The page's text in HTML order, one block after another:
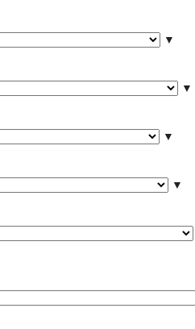
▼
▼
▼
▼